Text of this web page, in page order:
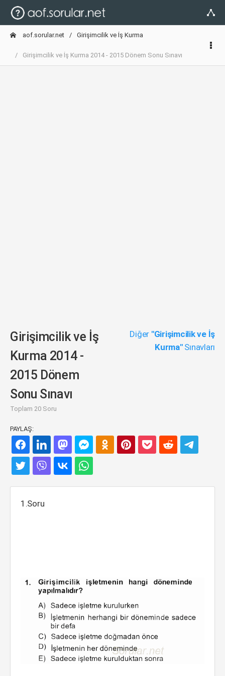
aof.sorular.net Girişimcilik ve İş Kurma
Girişimcilik ve İş Kurma 2014 - 2015 Dönem Sonu Sınavı
Girişimcilik ve İş
Kurma 2014 -
2015 Dönem
Sonu Sınavı
Toplam 20 Soru
Diğer "Girişimcilik ve İş
Kurma"Sınavları
PAYLAŞ:
1.Soru